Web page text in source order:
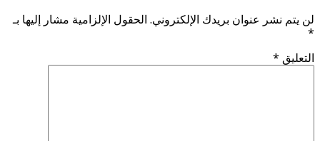
لن يتم نشر عنوان بريدك الإلكتروني. الحقول الإلزامية مشار إليها بـ
*
التعليق *